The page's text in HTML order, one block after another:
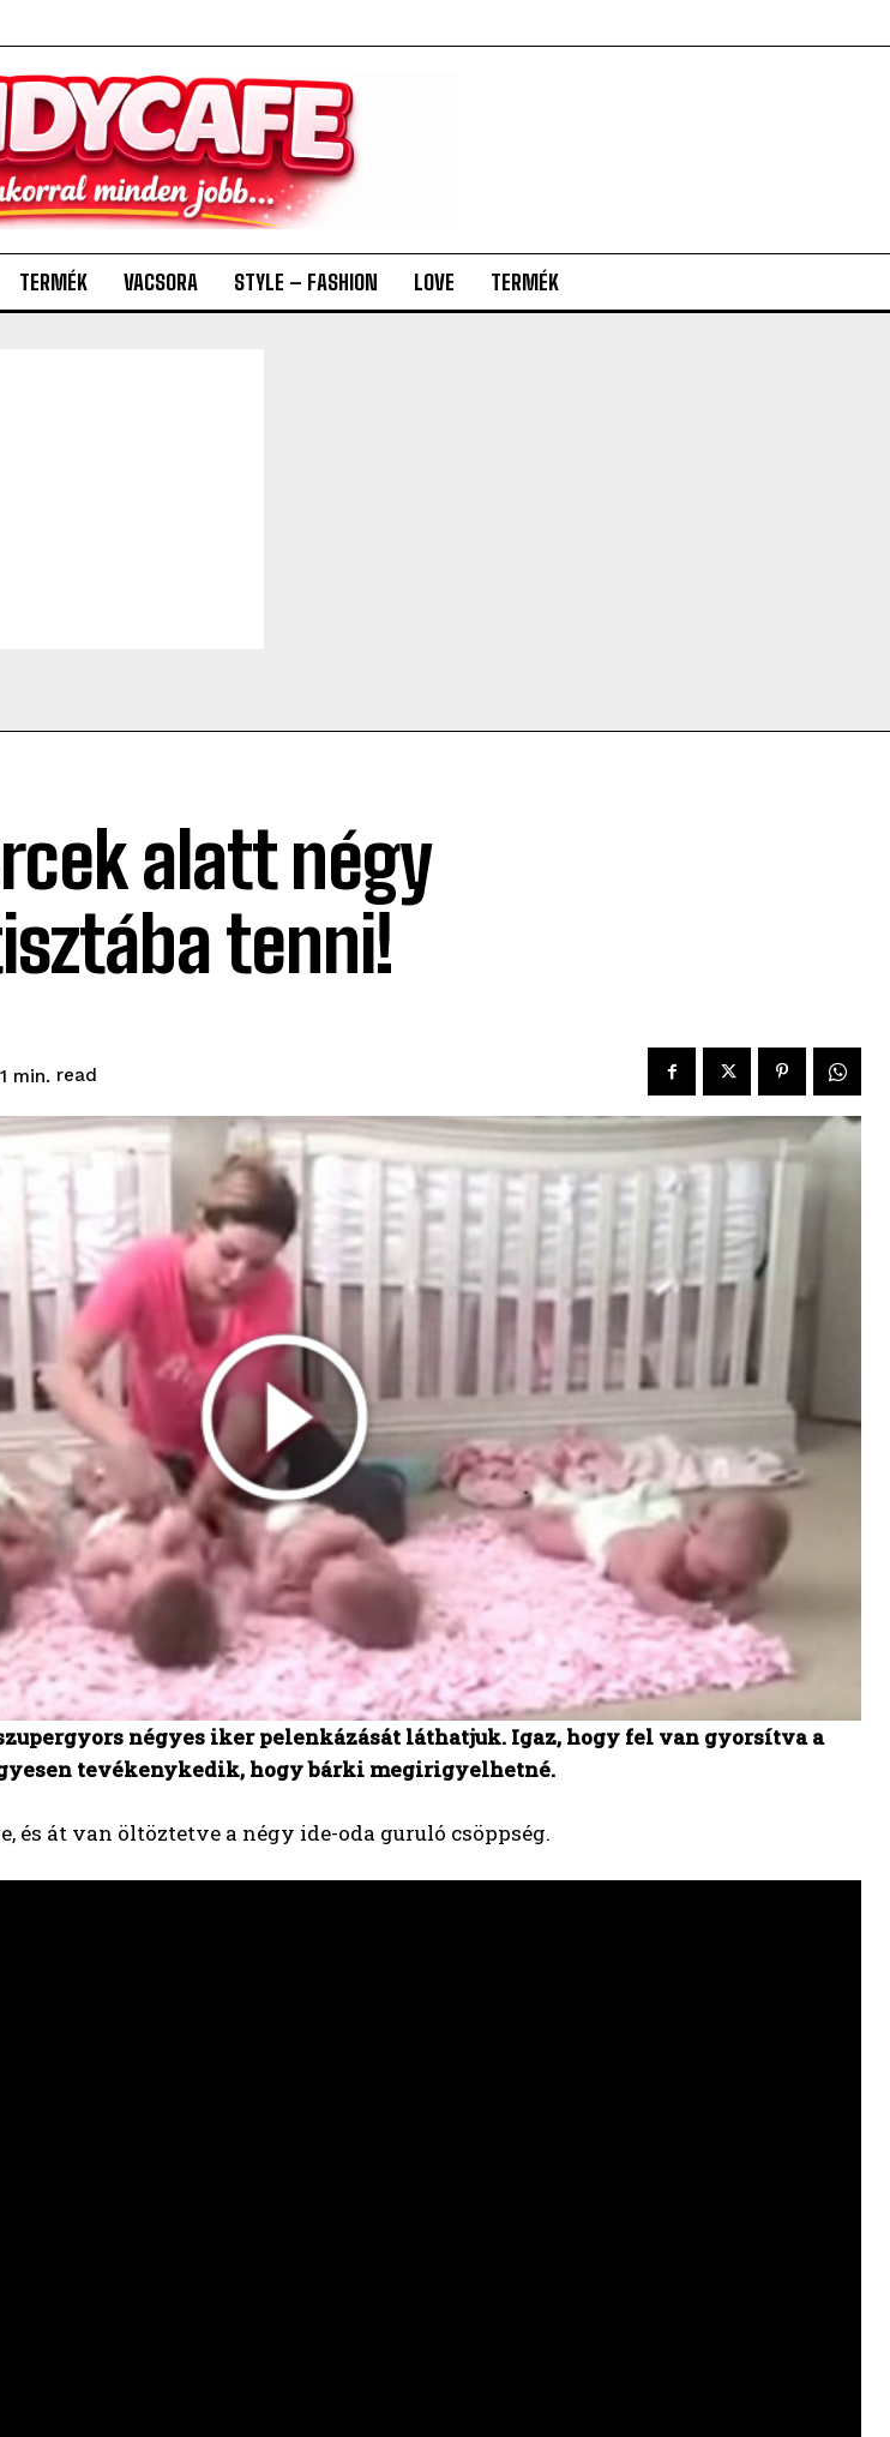
TERMÉK VACSORA STYLE – FASHION LOVE TERMÉK
alatt négy
tenni!
min. read
négyes iker pelenkázását láthatjuk. Igaz, hogy fel van gyorsítva a
tevékenykedik, hogy bárki megirigyelhetné.
és át van öltöztetve a négy ide-oda guruló csöppség.